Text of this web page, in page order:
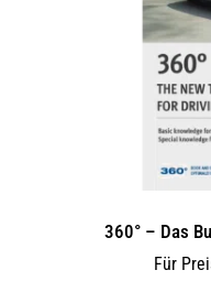
360° – Das
Für